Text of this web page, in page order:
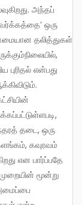
ஒரு
தலித்துகள்
புரிதல் என்பது
தடை, ஒரு
கவுரவம்
என பார்ப்பதே
மூன்று